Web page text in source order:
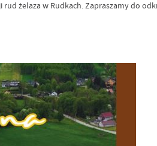
żelaza w Rudkach. Zapraszamy do